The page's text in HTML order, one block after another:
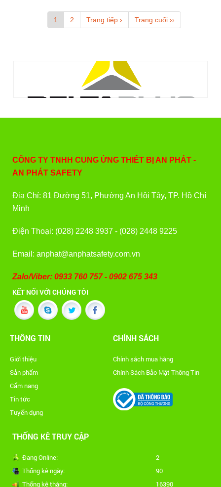
1 2 Trang tiếp › Trang cuối ››
CÔNG TY TNHH CUNG ỨNG THIẾT BỊ AN PHÁT -
AN PHÁT SAFETY
Địa Chỉ: 81 Đường 51, Phường An Hội Tây, TP. Hồ Chí
Minh
Điện Thoại: (028) 2248 3937 - (028) 2448 9225
Email: anphat@anphatsafety.com.vn
Zalo/Viber: 0933 760 757 - 0902 675 343
KẾT NỐI VỚI CHÚNG TÔI
THÔNG TIN
Giới thiệu
Sản phẩm
Cẩm nang
Tin tức
Tuyển dụng
CHÍNH SÁCH
Chính sách mua hàng
Chính Sách Bảo Mật Thông Tin
THỐNG KÊ TRUY CẬP
Đang Online:
2
Thống kê ngày:
90
Thống kê tháng:
16390